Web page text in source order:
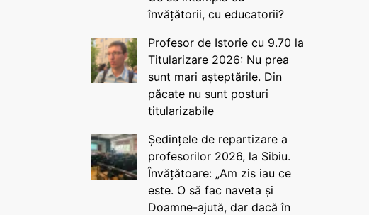
învățătorii, cu educatorii?
Profesor de Istorie cu 9.70 la
Titularizare 2026: Nu prea
sunt mari așteptările. Din
păcate nu sunt posturi
titularizabile
Ședințele de repartizare a
profesorilor 2026, la Sibiu.
Învățătoare: „Am zis iau ce
este. O să fac naveta și
Doamne-ajută, dar dacă în